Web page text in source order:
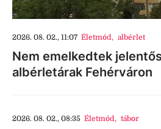
2026. 08. 02., 11:07 Életmód, albérlet
Nem emelkedtek
albérletárak Fehérváron
2026. 08. 02., 08:35 Életmód, tábor